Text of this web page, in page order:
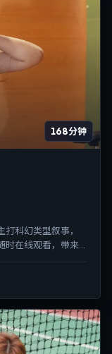
168分钟
科幻类型叙事，
时在线观看，带来